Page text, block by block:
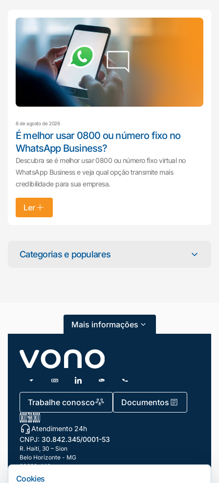
6 de agosto de 2026
É melhor usar 0800 ou número fixo no
WhatsApp Business?
Descubra se é melhor usar 0800 ou número fixo virtual no
WhatsApp Business e veja qual opção transmite mais
credibilidade para sua empresa.
Ler
Categorias e populares
Atendimento ao Cliente
Blog
Dicas e Tutoriais
Gestão de Condomínios
Gestão de Frotas
Gestão de Negócios
Gestão de pessoas e Liderança
Gestão Financeira
Mais informações
Trabalhe conosco Documentos
Atendimento 24h
CNPJ: 30.842.345/0001-53
R. Haití, 30 – Sion
Belo Horizonte - MG
30320-140
Nossas filiais
Cookies
online agora